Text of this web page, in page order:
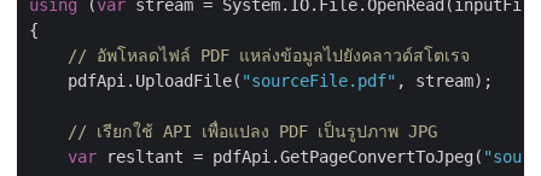
using (var stream =
{
// อัพโหลดไฟล์ PDF แหล่งข้อมูลไปยังคลาวด์สโตเรจ
    pdfApi.UploadFile(
"sourceFile.pdf" , stream);
// เรียกใช้ API เพื่อแปลง PDF เป็นรูปภาพ JPG
var resltant = pdfApi.GetPageConvertToJpeg(